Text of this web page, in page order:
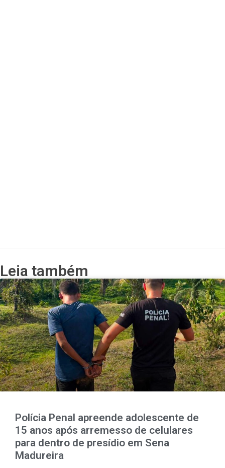
Leia também
Polícia Penal apreende adolescente de
15 anos após arremesso de celulares
para dentro de presídio em Sena
Madureira